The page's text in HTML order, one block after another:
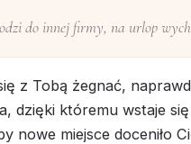
do innej firmy, na urlop
z Tobą żegnać,
dzięki któremu wstaje
nowe miejsce doceniło